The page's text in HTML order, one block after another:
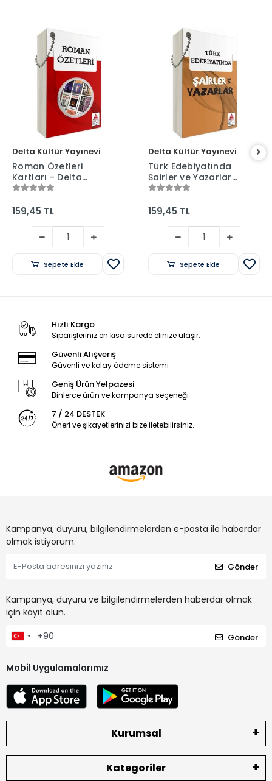
Delta Kültür Yayınevi
Roman Özetleri
Kartları - Delta
Kültür Yayınları
159,45 TL
Sepete Ekle
Delta Kültür Yayınevi
Türk Edebiyatında
Şairler ve Yazarlar
Kartları- Delta
159,45 TL
Sepete Ekle
Hızlı Kargo
Siparişleriniz en kısa sürede elinize ulaşır.
Güvenli Alışveriş
Güvenli ve kolay ödeme sistemi
Geniş Ürün Yelpazesi
Binlerce ürün ve kampanya seçeneği
7 / 24 DESTEK
Öneri ve şikayetlerinizi bize iletebilirsiniz.
Kampanya, duyuru, bilgilendirmelerden e-posta ile haberdar
olmak istiyorum.
Gönder
Kampanya, duyuru ve bilgilendirmelerden haberdar olmak
için kayıt olun.
Gönder
Mobil Uygulamalarımız
Kurumsal
Kategoriler